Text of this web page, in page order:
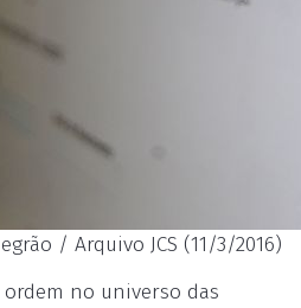
/ Arquivo JCS (11/3/2016)
no universo das